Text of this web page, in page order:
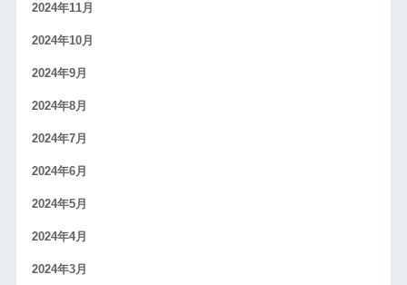
2024年11月
2024年10月
2024年9月
2024年8月
2024年7月
2024年6月
2024年5月
2024年4月
2024年3月